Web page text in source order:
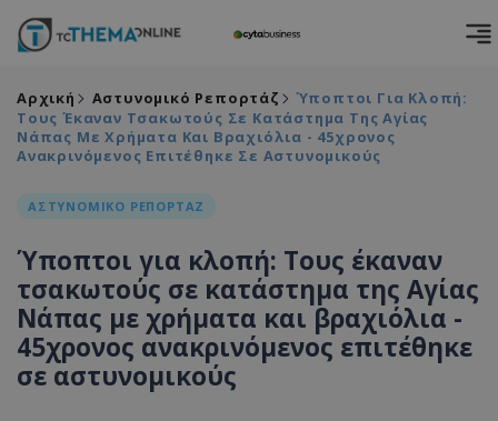
Αρχική Αστυνομικό Ρεπορτάζ
Ύποπτοι Για Κλοπή:
Τους Έκαναν Τσακωτούς Σε Κατάστημα Της Αγίας
Νάπας Με Χρήματα Και Βραχιόλια - 45χρονος
Ανακρινόμενος Επιτέθηκε Σε Αστυνομικούς
ΑΣΤΥΝΟΜΙΚΟ ΡΕΠΟΡΤΑΖ
Ύποπτοι για κλοπή: Τους έκαναν
τσακωτούς σε κατάστημα της Αγίας
Νάπας με χρήματα και βραχιόλια -
45χρονος ανακρινόμενος επιτέθηκε
σε αστυνομικούς